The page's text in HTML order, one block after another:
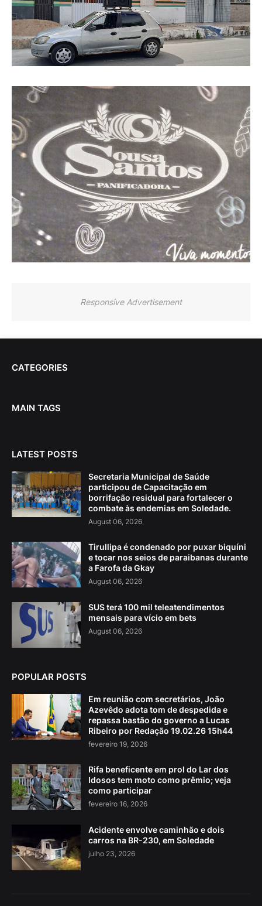
Responsive Advertisement
CATEGORIES
MAIN TAGS
LATEST POSTS
Secretaria Municipal de Saúde
participou de Capacitação em
borrifação residual para fortalecer o
combate às endemias em Soledade.
August 06, 2026
Tirullipa é condenado por puxar biquíni
e tocar nos seios de paraibanas durante
a Farofa da Gkay
August 06, 2026
SUS terá 100 mil teleatendimentos
mensais para vício em bets
August 06, 2026
POPULAR POSTS
Em reunião com secretários, João
Azevêdo adota tom de despedida e
repassa bastão do governo a Lucas
Ribeiro por Redação 19.02.26 15h44
fevereiro 19, 2026
Rifa beneficente em prol do Lar dos
Idosos tem moto como prêmio; veja
como participar
fevereiro 16, 2026
Acidente envolve caminhão e dois
carros na BR-230, em Soledade
julho 23, 2026